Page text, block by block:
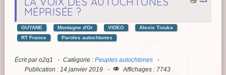
MÉPRISÉE ?
GUYANE Montagne d'Or VIDEO
Alexis Tiouka
RT France
Paroles autochtones
Écrit paro2q1 Catégorie : Peuples autochtones
Publication : 14 janvier 2019
Affichages : 7743